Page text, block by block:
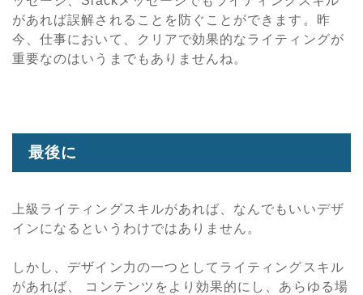
があれば誤解されることを防ぐことができます。昨
今、仕事において、クリアで効果的なライティングが
重要なのはいうまでもありませんね。
最後に
上級ライティングスキルがあれば、なんでもいいデザ
インになるというわけではありません。
しかし、デザイン力の一つとしてライティングスキル
があれば、 コンテンツをより効果的にし、あらゆる場